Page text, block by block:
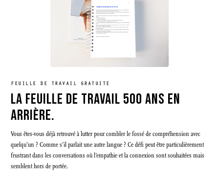
FEUILLE DE TRAVAIL GRATUITE
LA FEUILLE DE TRAVAIL 500 ANS EN
ARRIÈRE.
Vous êtes-vous déjà retrouvé à lutter pour combler le fossé de compréhension avec
quelqu’un ? Comme s’il parlait une autre langue ? Ce défi peut être particulièrement
frustrant dans les conversations où l’empathie et la connexion sont souhaitées mais
semblent hors de portée.